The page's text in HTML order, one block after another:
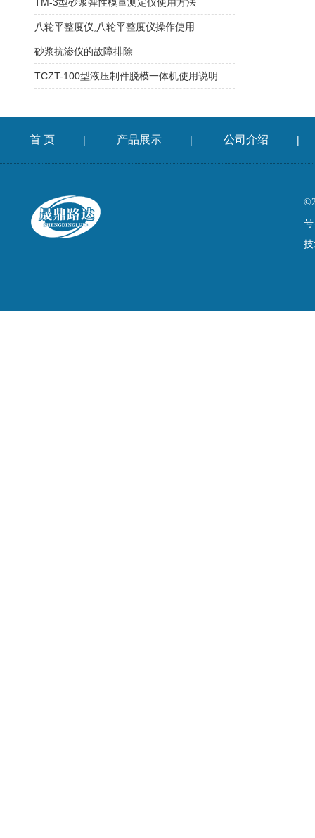
八轮平整度仪,八轮平整度仪操作使用
砂浆抗渗仪的故障排除
首 页 | 产品展示 | 公司介绍 |
号